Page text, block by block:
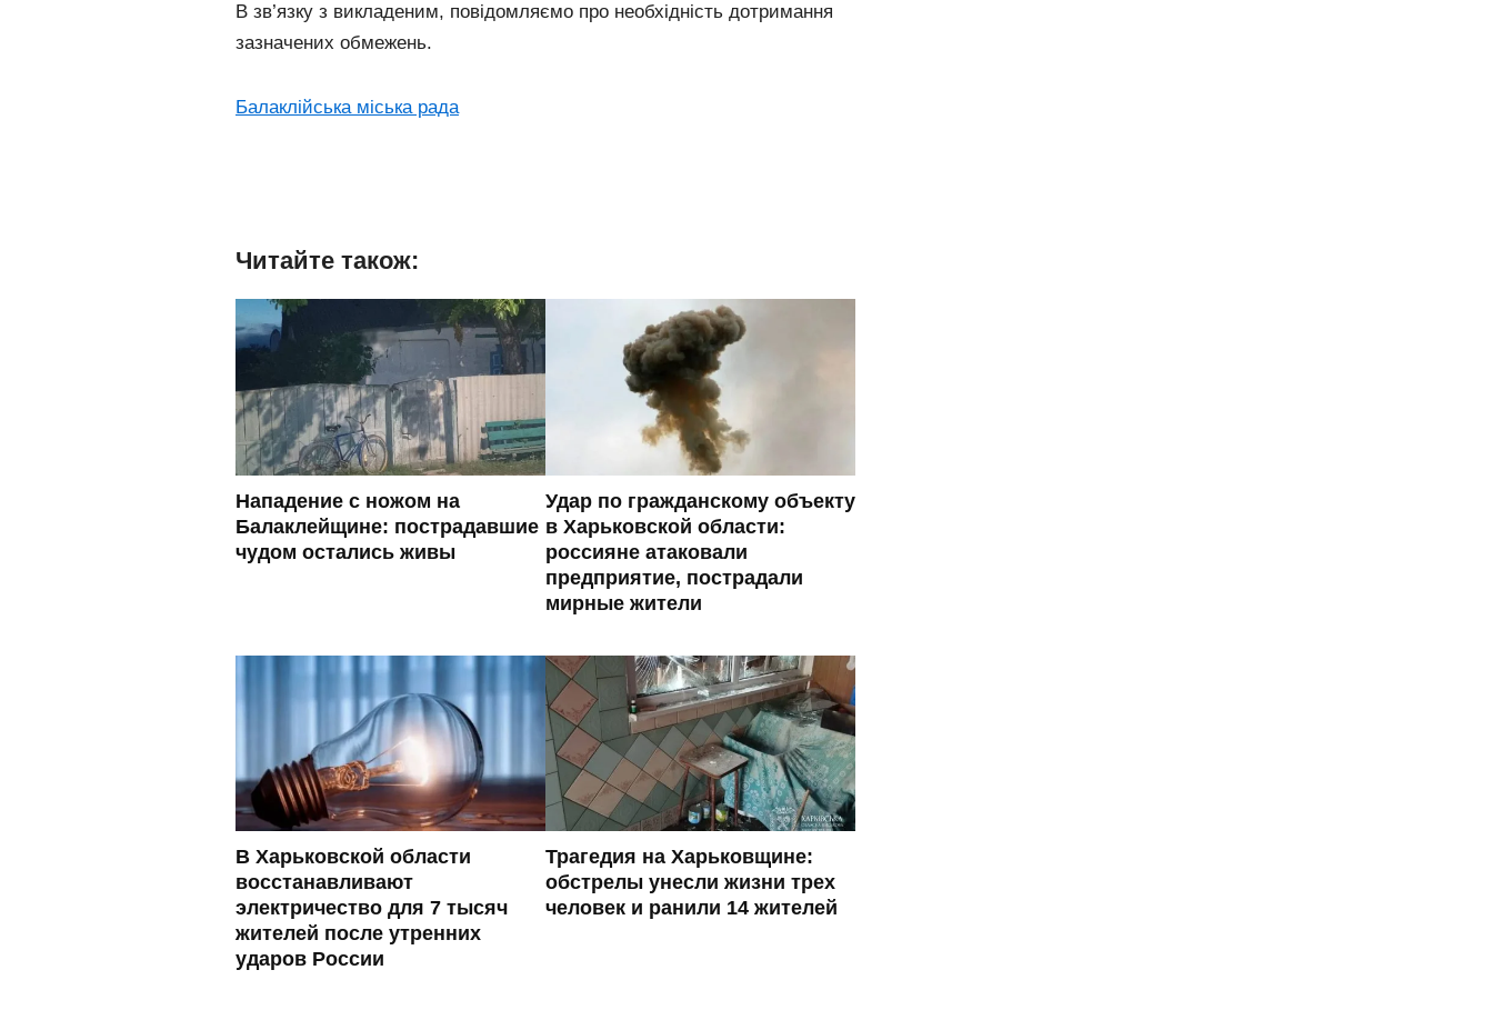
В зв’язку з викладеним, повідомляємо про необхідність дотримання
зазначених обмежень.
Балаклійська міська рада
Читайте також:
Нападение с ножом на
Балаклейщине: пострадавшие
чудом остались живы
Удар по гражданскому объекту
в Харьковской области:
россияне атаковали
предприятие, пострадали
мирные жители
В Харьковской области
восстанавливают
электричество для 7 тысяч
жителей после утренних
ударов России
Трагедия на Харьковщине:
обстрелы унесли жизни трех
человек и ранили 14 жителей